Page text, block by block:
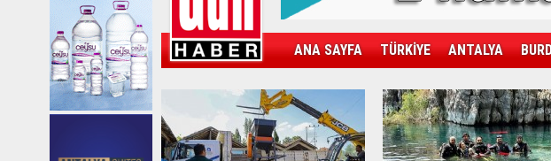
ANA SAYFA TÜRKİYE ANTALYA
KAMPÜS SPOR GÜN'ÜN ÜRÜNÜ SAĞLIK EKONOMİ